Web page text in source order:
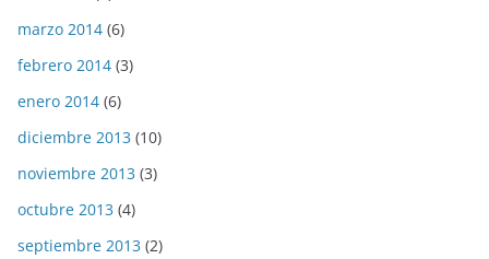
marzo 2014 (6)
febrero 2014 (3)
enero 2014 (6)
diciembre 2013 (10)
noviembre 2013 (3)
octubre 2013 (4)
septiembre 2013 (2)